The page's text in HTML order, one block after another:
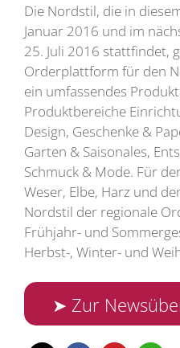
Die Nordstil, die in
Januar 2016 und im
25. Juli 2016 stattfindet,
Orderplattform für den
ein umfassendes
Produktbereiche
Design, Geschenke &
Garten & Saisonales,
Schmuck & Mode. Für
Weser, Elbe, Harz und
Nordstil der regionale
Frühjahr- und
Herbst-, Winter- und
➤ Zur